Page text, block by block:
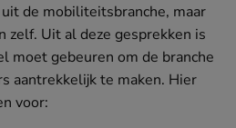
de mobiliteitsbranche, maar
zelf. Uit al deze gesprekken is
moet gebeuren om de branche
aantrekkelijk te maken. Hier
voor: